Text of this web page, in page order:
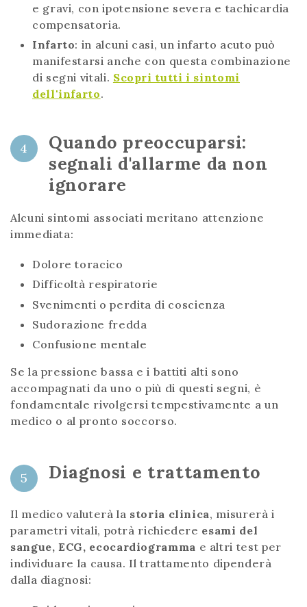
e gravi, con ipotensione severa e tachicardia
compensatoria.
Infarto: in alcuni casi, un infarto acuto può
manifestarsi anche con questa combinazione
di segni vitali. Scopri tutti i sintomi
dell'infarto.
4
Quando preoccuparsi:
segnali d'allarme da non
ignorare
Alcuni sintomi associati meritano attenzione
immediata:
Dolore toracico
Difficoltà respiratorie
Svenimenti o perdita di coscienza
Sudorazione fredda
Confusione mentale
Se la pressione bassa e i battiti alti sono
accompagnati da uno o più di questi segni, è
fondamentale rivolgersi tempestivamente a un
medico o al pronto soccorso.
5 Diagnosi e trattamento
Il medico valuterà la storia clinica, misurerà i
parametri vitali, potrà richiedere esami del
sangue, ECG, ecocardiogramma e altri test per
individuare la causa. Il trattamento dipenderà
dalla diagnosi: